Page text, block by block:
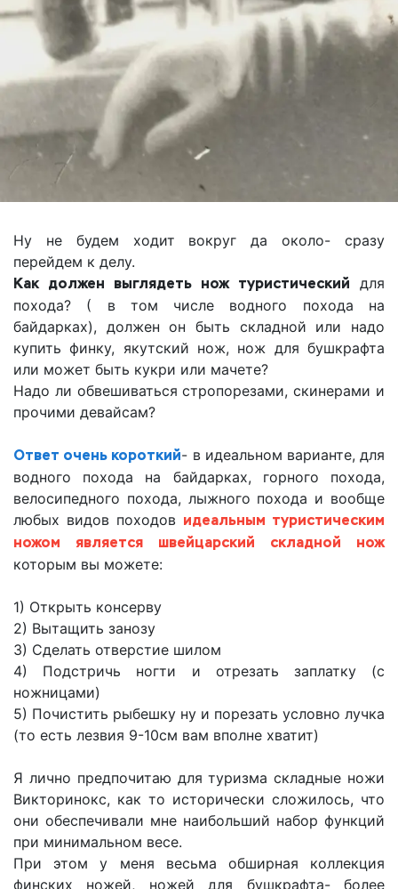
Ну не будем ходит вокруг да около- сразу
перейдем к делу.
Как должен выглядеть нож туристический для
похода? ( в том числе водного похода на
байдарках), должен он быть складной или надо
купить финку, якутский нож, нож для бушкрафта
или может быть кукри или мачете?
Надо ли обвешиваться стропорезами, скинерами и
прочими девайсам?
Ответ очень короткий- в идеальном варианте, для
водного похода на байдарках, горного похода,
велосипедного похода, лыжного похода и вообще
любых видов походов идеальным туристическим
ножом является швейцарский складной нож
которым вы можете:
1) Открыть консерву
2) Вытащить занозу
3) Сделать отверстие шилом
4) Подстричь ногти и отрезать заплатку (с
ножницами)
5) Почистить рыбешку ну и порезать условно лучка
(то есть лезвия 9-10см вам вполне хватит)
Я лично предпочитаю для туризма складные ножи
Викторинокс, как то исторически сложилось, что
они обеспечивали мне наибольший набор функций
при минимальном весе.
При этом у меня весьма обширная коллекция
финских ножей, ножей для бушкрафта- более